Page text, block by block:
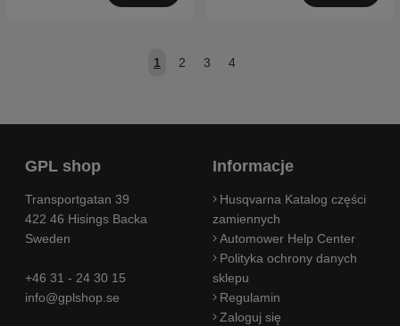
1 2 3 4
GPL shop
Transportgatan 39
422 46 Hisings Backa
Sweden
+46 31 - 24 30 15
info@gplshop.se
Informacje
Husqvarna Katalog części
zamiennych
Automower Help Center
Polityka ochrony danych
sklepu
Regulamin
Zaloguj się